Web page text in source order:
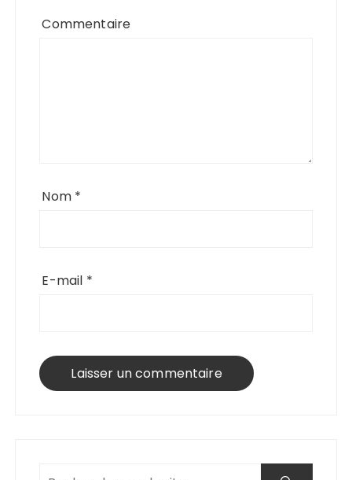
Commentaire
Nom *
E-mail *